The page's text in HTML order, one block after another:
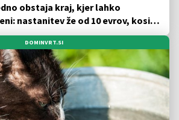
obstaja kraj, kjer lahko
nastanitev že od 10 evrov, kosilo
DOMINVRT.SI